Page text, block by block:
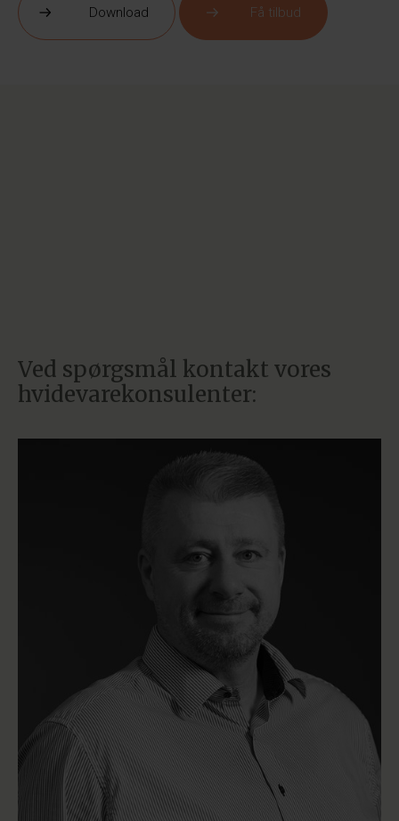
Download Få tilbud
Ved spørgsmål kontakt vores
hvidevarekonsulenter: